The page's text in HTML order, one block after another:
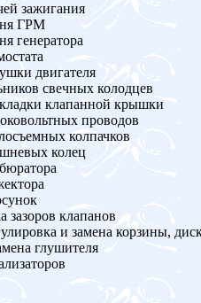
зажигания
ГРМ
генератора
двигателя
свечных колодцев
клапанной крышки
проводов
колпачков
колец
зазоров клапанов
и замена корзины,
глушителя